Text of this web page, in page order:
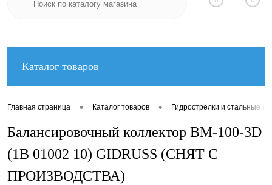
Каталог товаров
Главная страница • Каталог товаров • Гидрострелки и стальные
Балансировочный коллектор BM-100-3D
(1B 01002 10) GIDRUSS (СНЯТ С
ПРОИЗВОДСТВА)